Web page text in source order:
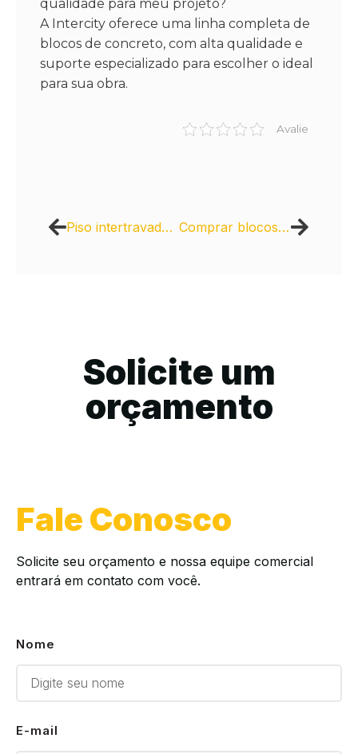
qualidade para meu projeto?
A Intercity oferece uma linha completa de
blocos de concreto, com alta qualidade e
suporte especializado para escolher o ideal
para sua obra.
Avalie
Piso intertravado para estacionamento Comprar blocos 54 de concreto em grande quantidade
Solicite um
orçamento
Fale Conosco
Solicite seu orçamento e nossa equipe comercial
entrará em contato com você.
Nome
E-mail